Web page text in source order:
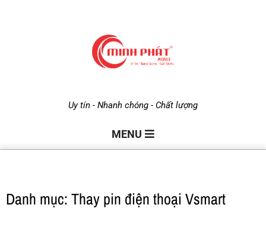
i
n
Uy tín - Nhanh chóng - Chất lượng
MENU
Danh mục: Thay pin điện thoại Vsmart